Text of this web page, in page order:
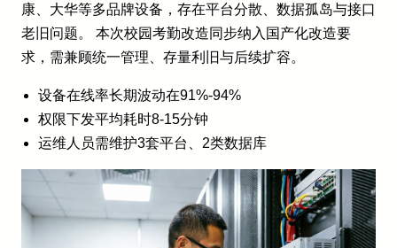
康、大华等多品牌设备，存在平台分散、数据孤岛与接口
老旧问题。 本次校园考勤改造同步纳入国产化改造要
求，需兼顾统一管理、存量利旧与后续扩容。
设备在线率长期波动在91%-94%
权限下发平均耗时8-15分钟
运维人员需维护3套平台、2类数据库